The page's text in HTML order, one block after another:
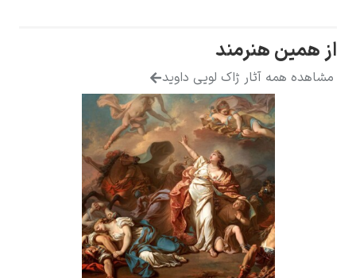
از همین هنرمند
مشاهده همه آثار ژاک لویی داوید